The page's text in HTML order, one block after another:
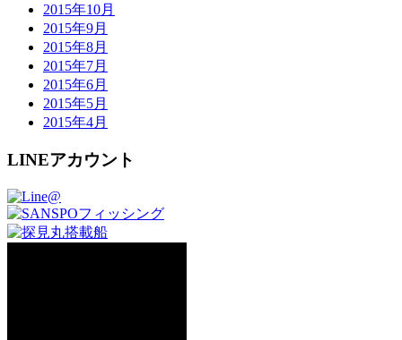
2015年10月
2015年9月
2015年8月
2015年7月
2015年6月
2015年5月
2015年4月
LINEアカウント